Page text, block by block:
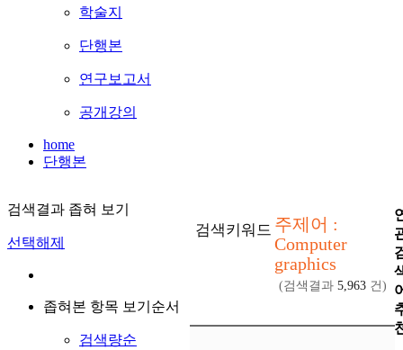
학술지
단행본
연구보고서
공개강의
home
단행본
검색결과 좁혀 보기
선택해제
좁혀본 항목 보기순서
검색량순
검색키워드 주제어 :
Computer
graphics
(검색결과 5,963 건)